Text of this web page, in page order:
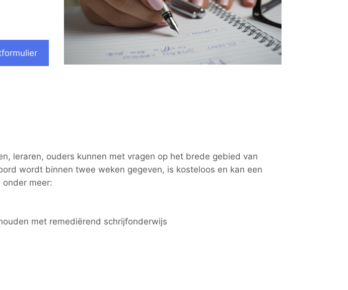
leraren, ouders kunnen met vragen op het brede gebied van
wordt binnen twee weken gegeven, is kosteloos en kan een
meer:
met remediërend schrijfonderwijs